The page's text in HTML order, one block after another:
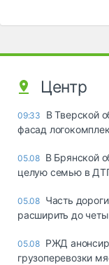
Центр
09:33
В Тверской
фасад
05.08 В Брянской
целую семью в
05.08 Часть
расширить до
05.08 РЖД
грузоперевозки